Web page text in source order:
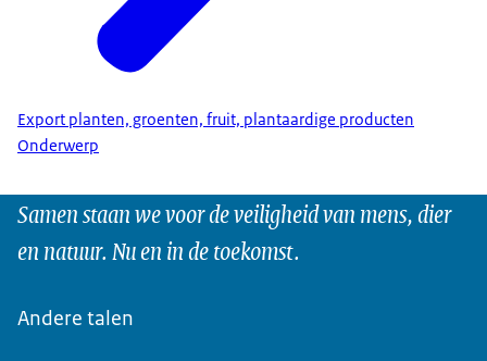
Export planten, groenten, fruit, plantaardige producten
Onderwerp
Samen staan we voor de veiligheid van mens, dier
en natuur. Nu en in de toekomst.
Andere talen